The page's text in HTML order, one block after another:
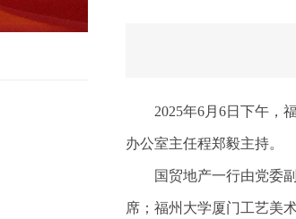
2025年6月6日下午，福
办公室主任程郑毅主持。
国贸地产一行由党委副
席；福州大学厦门工艺美